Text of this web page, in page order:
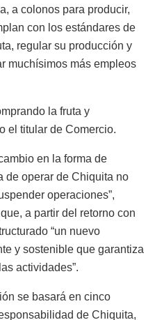
a colonos para producir,
con los estándares de
regular su producción y
muchísimos más empleos
la fruta y
el titular de Comercio.
en la forma de
de operar de Chiquita no
operaciones”,
a partir del retorno con
“un nuevo
y sostenible que garantiza
actividades”.
se basará en cinco
de Chiquita,